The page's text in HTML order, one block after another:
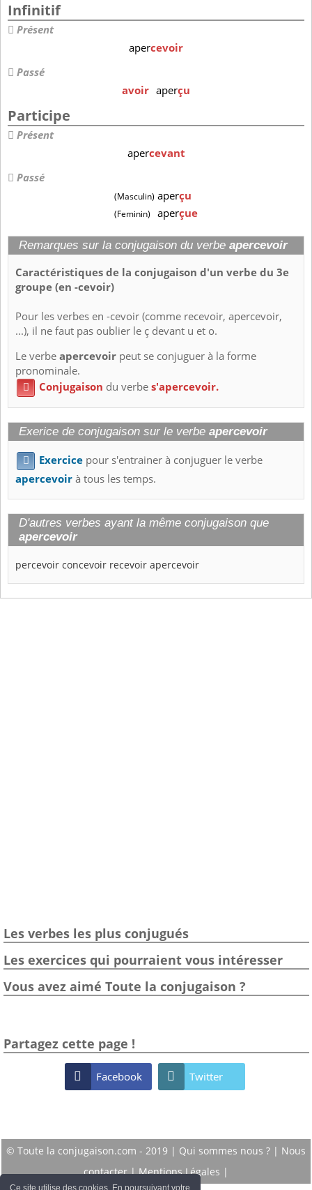
Infinitif
Présent
apercevoir
Passé
avoir aperçu
Participe
Présent
apercevant
Passé
(Masculin) aperçu
(Feminin) aperçue
Remarques sur la conjugaison du verbe apercevoir
Caractéristiques de la conjugaison d'un verbe du 3e
groupe (en -cevoir)
Pour les verbes en -cevoir (comme recevoir, apercevoir,
...), il ne faut pas oublier le ç devant u et o.
Le verbeapercevoir peut se conjuguer à la forme
pronominale.
 Conjugaison du verbes'apercevoir.
Exerice de conjugaison sur le verbe apercevoir
 Exercice pour s'entrainer à conjuguer le verbe
apercevoirà tous les temps.
D'autres verbes ayant la même conjugaison que
apercevoir
percevoir concevoir recevoir apercevoir
Les verbes les plus conjugués
Les exercices qui pourraient vous intéresser
Vous avez aimé Toute la conjugaison ?
Partagez cette page !
 Facebook  Twitter
© Toute la conjugaison.com - 2019 | Qui sommes nous ? | Nous
contacter|Mentions Légales |